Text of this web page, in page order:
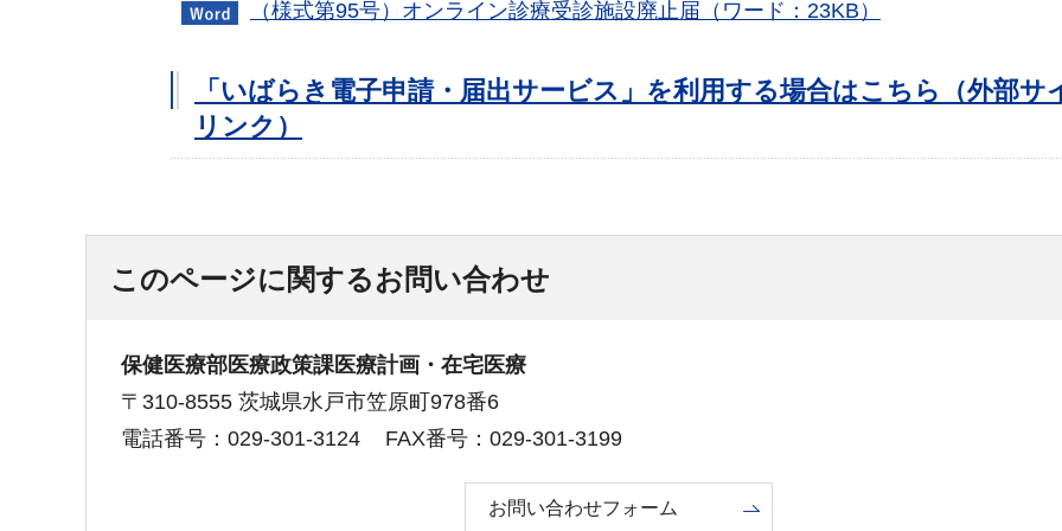
（様式第95号）オンライン診療受診施設廃止届（ワード：23KB）
「いばらき電子申請・届出サービス」を利用する場合はこちら（外部サ
リンク）
このページに関するお問い合わせ
保健医療部医療政策課医療計画・在宅医療
〒310-8555 茨城県水戸市笠原町978番6
電話番号：029-301-3124
FAX番号：029-301-3199
お問い合わせフォーム